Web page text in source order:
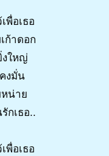
พื่อเธอ
ก้าดอก
งใหญ่
งมั่น
น่าย
กเธอ..
พื่อเธอ